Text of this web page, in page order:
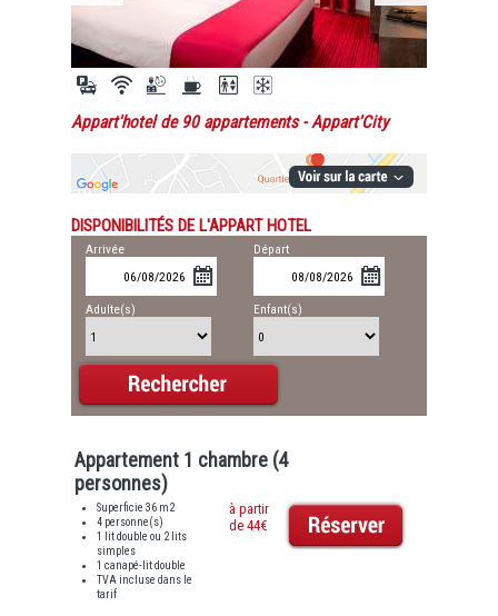
Appart'hotel de 90 appartements- Appart'City
DISPONIBILITÉS DE L'APPART HOTEL
Arrivée Départ
Adulte(s) Enfant(s)
Appartement 1 chambre (4
personnes)
Superficie 36 m2
4 personne(s)
1 lit double ou 2 lits
simples
1 canapé-lit double
TVA incluse dans le
tarif
à partir
de 44€